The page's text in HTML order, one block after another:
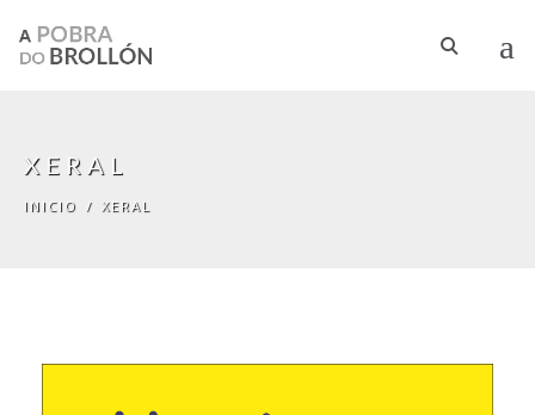
XERAL
INICIO / XERAL